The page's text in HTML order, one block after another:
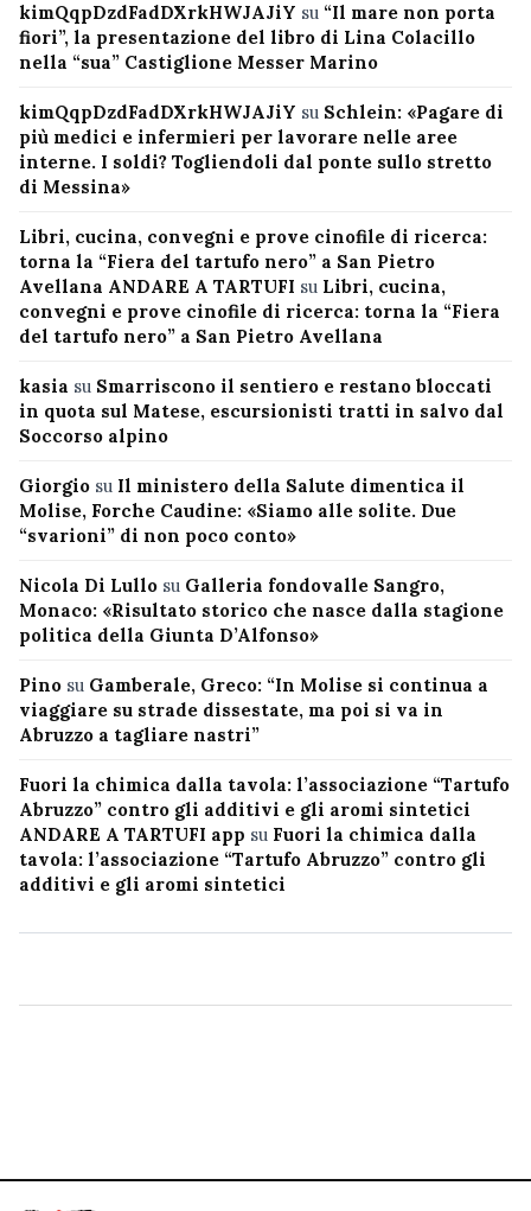
kimQqpDzdFadDXrkHWJAJiY su “Il mare non porta
fiori”, la presentazione del libro di Lina Colacillo
nella “sua” Castiglione Messer Marino
kimQqpDzdFadDXrkHWJAJiY su Schlein: «Pagare di
più medici e infermieri per lavorare nelle aree
interne. I soldi? Togliendoli dal ponte sullo stretto
di Messina»
Libri, cucina, convegni e prove cinofile di ricerca:
torna la “Fiera del tartufo nero” a San Pietro
Avellana ANDARE A TARTUFI su Libri, cucina,
convegni e prove cinofile di ricerca: torna la “Fiera
del tartufo nero” a San Pietro Avellana
kasia su Smarriscono il sentiero e restano bloccati
in quota sul Matese, escursionisti tratti in salvo dal
Soccorso alpino
Giorgio su Il ministero della Salute dimentica il
Molise, Forche Caudine: «Siamo alle solite. Due
“svarioni” di non poco conto»
Nicola Di Lullo su Galleria fondovalle Sangro,
Monaco: «Risultato storico che nasce dalla stagione
politica della Giunta D’Alfonso»
Pino su Gamberale, Greco: “In Molise si continua a
viaggiare su strade dissestate, ma poi si va in
Abruzzo a tagliare nastri”
Fuori la chimica dalla tavola: l’associazione “Tartufo
Abruzzo” contro gli additivi e gli aromi sintetici
ANDARE A TARTUFI app su Fuori la chimica dalla
tavola: l’associazione “Tartufo Abruzzo” contro gli
additivi e gli aromi sintetici